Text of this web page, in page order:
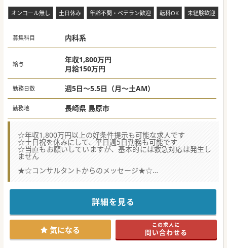
オンコール無し 土日休み 年齢不問・ベテラン歓迎 転科OK 未経験歓迎
募集科目 内科系
給与
年収1,800万円
月給150万円
勤務日数 週5日～5.5日（月～土AM）
勤務地 長崎県 島原市
☆年収1,800万円以上の好条件提示も可能な求人です
☆土日祝を休みにして、平日週5日勤務も可能です
☆当直もお願いしていますが、基本的には救急対応は発生し
ません
★☆コンサルタントからのメッセージ★☆
地域に根付いた療養型病院からの常勤医師募集です。
外来をメインにしながら一部病棟管理など、業務バランスや
働き方も相談も可能です。
少しでもご興味ございましたら、お気軽にお問合せくださ
い。
#秋入職可
詳細を見る
気になる この求人に
問い合わせる